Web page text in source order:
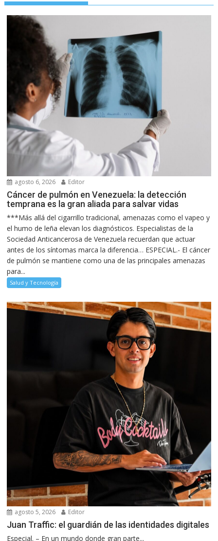
agosto 6, 2026 Editor
Cáncer de pulmón en Venezuela: la detección
temprana es la gran aliada para salvar vidas
***Más allá del cigarrillo tradicional, amenazas como el vapeo y
el humo de leña elevan los diagnósticos. Especialistas de la
Sociedad Anticancerosa de Venezuela recuerdan que actuar
antes de los síntomas marca la diferencia… ESPECIAL.- El cáncer
de pulmón se mantiene como una de las principales amenazas
para...
Salud y Tecnología
agosto 5, 2026 Editor
Juan Traffic: el guardián de las identidades digitales
Especial. – En un mundo donde gran parte...